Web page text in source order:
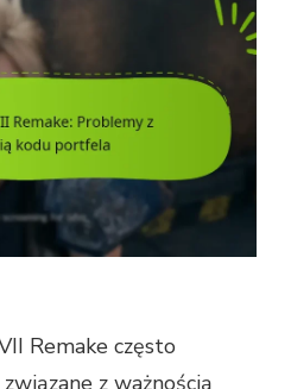
Remake często
z ważnością